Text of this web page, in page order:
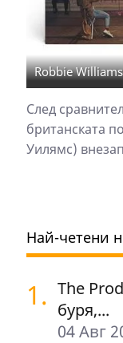
Robbie
След
британската
Уилямс)
Най-четени
1. The
буря,...
04 Авг